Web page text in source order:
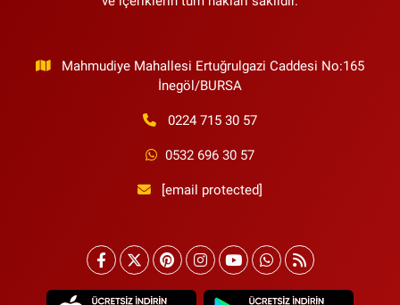
Mahmudiye Mahallesi Ertuğrulgazi Caddesi No:165
İnegöl/BURSA
0224 715 30 57
0532 696 30 57
[email protected]